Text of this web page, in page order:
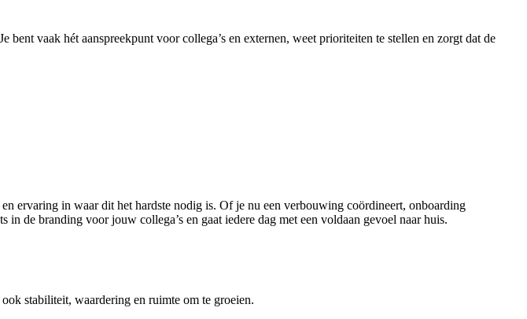
vaak hét aanspreekpunt voor collega’s en externen, weet prioriteiten te stellen en zorgt dat de
ervaring in waar dit het hardste nodig is. Of je nu een verbouwing coördineert, onboarding
de branding voor jouw collega’s en gaat iedere dag met een voldaan gevoel naar huis.
stabiliteit, waardering en ruimte om te groeien.